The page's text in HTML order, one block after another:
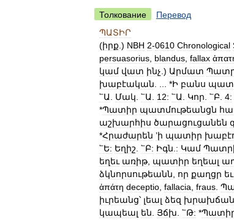
Толкование
Перевод
ՊԱՏԻՐ
(իրք .) NBH 2-0610 Chronological
persuasorius blandus fallax
կամ վատ ինչ .) Արմատ
խաբէական . ... *Ի բանս
՟Ա
Մակ ՟Ա 12: ՟Ա Կոր ՟Բ 4:
*Պատիր պատմութեանցն
աշխարհիս ծարացուցանեն
*Հրաժարեն ʼի պատիր
՟Ե: Եղիշ ՟Բ: Իգն : Կամ
եղեւ առիթ, պատիր եղեալ
ձկնորսութեանն
որ քաղցր եւ
ἁπάτη deceptio fallacia fraus
իւրեանց՝ լեալ ձեզ
կապեալ են Յճխ ՟Թ: *